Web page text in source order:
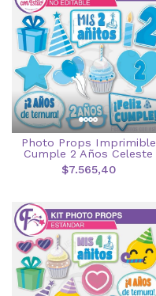
Photo Props Imprimible
Cumple 2 Años Celeste
$7.565,40